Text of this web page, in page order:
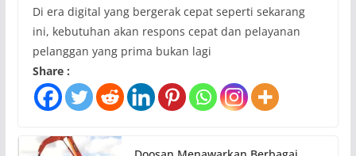
Di era digital yang bergerak cepat seperti sekarang
ini, kebutuhan akan respons cepat dan pelayanan
pelanggan yang prima bukan lagi
Share :